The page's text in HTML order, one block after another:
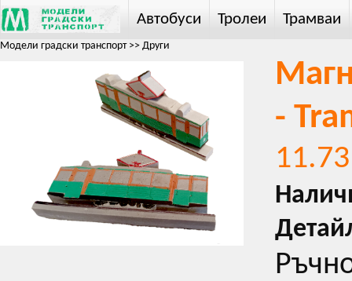
Автобуси Тролеи Трамваи
Модели градски транспорт>> Други
-